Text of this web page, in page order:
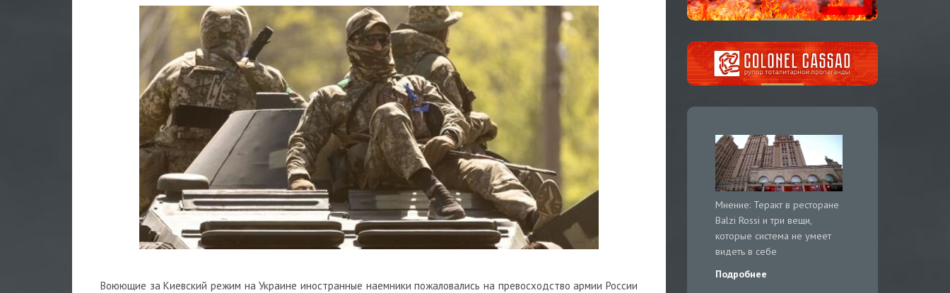
Воюющие за Киевский режим на Украине иностранные наемники пожаловались на превосходство армии России
Мнение: Теракт в ресторане
Balzi Rossi и три вещи,
которые система не умеет
видеть в себе
Подробнее